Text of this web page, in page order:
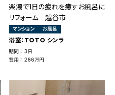
楽湯で1日の疲れを癒すお風呂に
リフォーム｜越谷市
マンション お風呂
浴室：TOTO シンラ
期間 ： 3日
費用 ： 266万円